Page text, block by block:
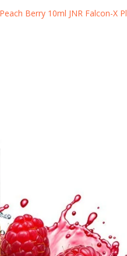
Berry 10ml JNR Falcon-X